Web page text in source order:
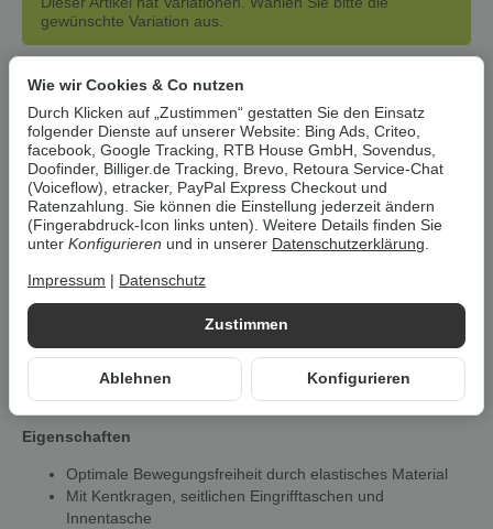
gewünschte Variation aus.
Artikelnummer: 33669
HAN:100377456
Kategorie:Jacken
Beschreibung
Umwelt zu schonen
Umverpackungen. Wenn immer es möglich ist, versenden wir Ihre
LIVERGY® Herren Jacke mit
Kentkragen
Eigenschaften
Optimale Bewegungsfreiheit durch elastisches Material
Mit Kentkragen, seitlichen Eingrifftaschen und
Innentasche
Zustimmen
Ablehnen Konfigurieren
Wie wir Cookies & Co nutzen
Durch Klicken auf „Zustimmen“ gestatten Sie den Einsatz
folgender Dienste auf unserer Website: Bing Ads, Criteo,
facebook, Google Tracking, RTB House GmbH, Sovendus,
Doofinder, Billiger.de Tracking, Brevo, Retoura Service-Chat
(Voiceflow), etracker, PayPal Express Checkout und
Ratenzahlung. Sie können die Einstellung jederzeit ändern
(Fingerabdruck-Icon links unten). Weitere Details finden Sie
unter Konfigurieren und in unserer Datenschutzerklärung.
Impressum Datenschutz